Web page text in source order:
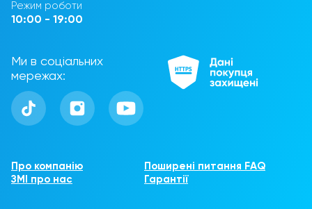
Режим роботи
10:00 - 19:00
Ми в соціальних
мережах:
Про компанію
Поширені питання FAQ
ЗМІ про нас
Гарантії